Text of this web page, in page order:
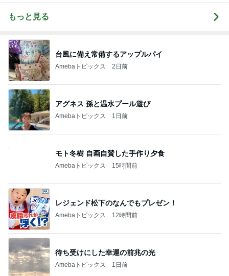
もっと見る
台風に備え常備するアップルパイ
Amebaトピックス 2日前
アグネス 孫と温水プール遊び
Amebaトピックス 1日前
モト冬樹 自画自賛した手作り夕食
Amebaトピックス 15時間前
レジェンド松下のなんでもプレゼン！
Amebaトピックス 12時間前
待ち受けにした幸運の前兆の光
Amebaトピックス 1日前